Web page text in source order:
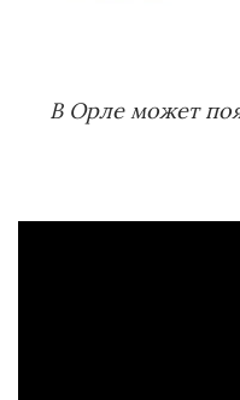
В Орле может